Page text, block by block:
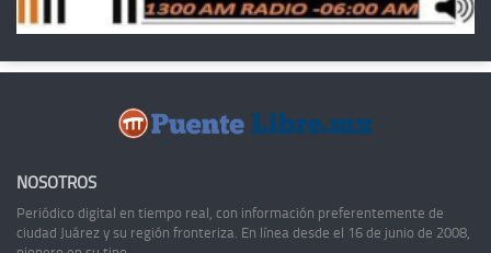
NOSOTROS
Periódico digital en tiempo real, con información preferentemente de
ciudad Juárez y su región fronteriza. En línea desde el 16 de junio de 2008,